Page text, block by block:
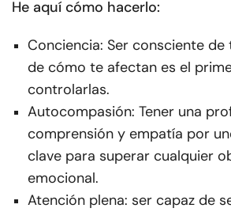
He aquí cómo hacerlo:
Conciencia: Ser consciente
de cómo te afectan es el
controlarlas.
Autocompasión: Tener una
comprensión y empatía por
clave para superar cualquier
emocional.
Atención plena: ser capaz de